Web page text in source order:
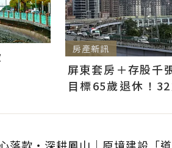
房產新訊
屏東套房＋存股千
目標65歲退休！